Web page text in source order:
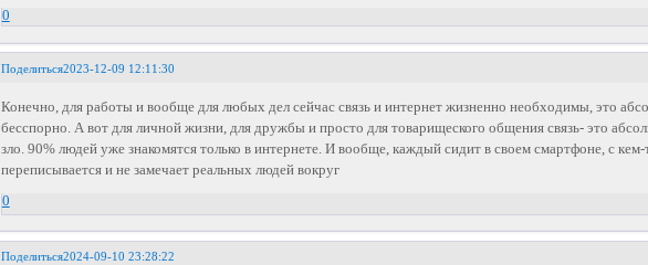
0
Поделиться2023-12-09 12:11:30
Конечно, для работы и вообще для любых дел сейчас связь и интернет жизненно необходимы, это
бесспорно. А вот для личной жизни, для дружбы и просто для товарищеского общения связь- это
зло. 90% людей уже знакомятся только в интернете. И вообще, каждый сидит в своем смартфоне, с кем-
переписывается и не замечает реальных людей вокруг
0
Поделиться2024-09-10 23:28:22